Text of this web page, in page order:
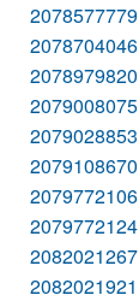
2078577779
2078704046
2078979820
2079008075
2079028853
2079108670
2079772106
2079772124
2082021267
2082021921